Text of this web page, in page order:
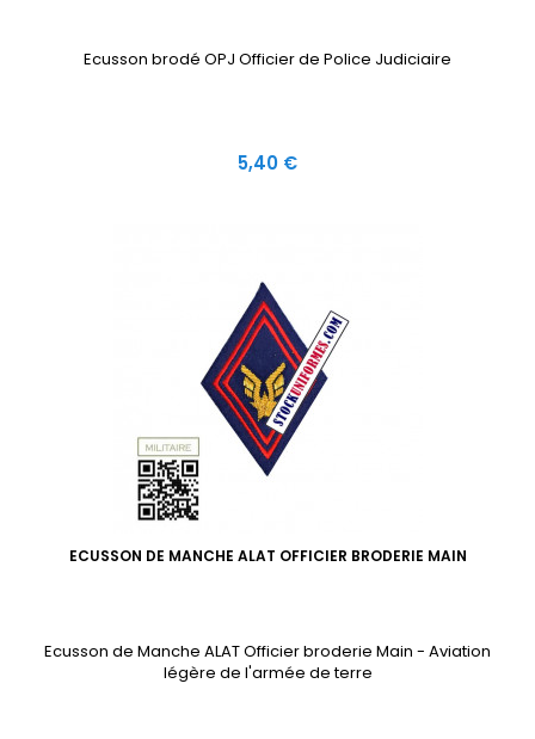
Ecusson brodé OPJ Officier de Police Judiciaire
Prix
5,40 €
ECUSSON DE MANCHE ALAT OFFICIER BRODERIE MAIN
Ecusson de Manche ALAT Officier broderie Main - Aviation
légère de l'armée de terre